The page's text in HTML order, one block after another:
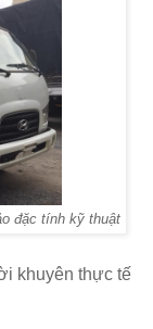
đặc tính kỹ thuật
khuyên thực tế